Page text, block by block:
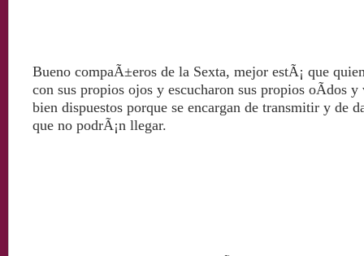
Bueno compaÃ±eros de la Sexta, mejor estÃ¡ que
con sus propios ojos y escucharon sus propios oÃ­dos
bien dispuestos porque se encargan de transmitir y de
que no podrÃ¡n llegar.